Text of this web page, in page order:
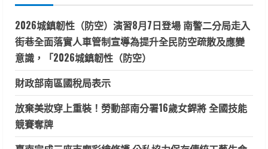
2026城鎮韌性（防空）演習8月7日登場 南警二分局走入
街巷全面落實人車管制宣導為提升全民防空疏散及應變
意識，「2026城鎮韌性（防空）
財政部南區國稅局表示
放棄美妝穿上重裝！勞動部南分署16歲女銲將 全國技能
競賽奪牌